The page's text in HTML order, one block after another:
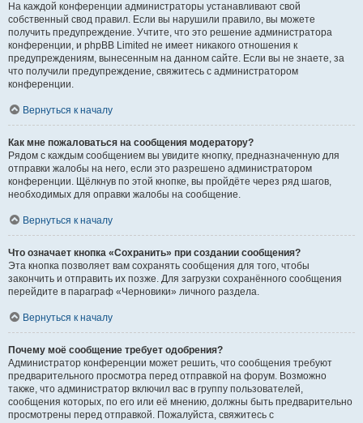
На каждой конференции администраторы устанавливают свой
собственный свод правил. Если вы нарушили правило, вы можете
получить предупреждение. Учтите, что это решение администратора
конференции, и phpBB Limited не имеет никакого отношения к
предупреждениям, вынесенным на данном сайте. Если вы не знаете, за
что получили предупреждение, свяжитесь с администратором
конференции.
Вернуться к началу
Как мне пожаловаться на сообщения модератору?
Рядом с каждым сообщением вы увидите кнопку, предназначенную для
отправки жалобы на него, если это разрешено администратором
конференции. Щёлкнув по этой кнопке, вы пройдёте через ряд шагов,
необходимых для оправки жалобы на сообщение.
Вернуться к началу
Что означает кнопка «Сохранить» при создании сообщения?
Эта кнопка позволяет вам сохранять сообщения для того, чтобы
закончить и отправить их позже. Для загрузки сохранённого сообщения
перейдите в параграф «Черновики» личного раздела.
Вернуться к началу
Почему моё сообщение требует одобрения?
Администратор конференции может решить, что сообщения требуют
предварительного просмотра перед отправкой на форум. Возможно
также, что администратор включил вас в группу пользователей,
сообщения которых, по его или её мнению, должны быть предварительно
просмотрены перед отправкой. Пожалуйста, свяжитесь с